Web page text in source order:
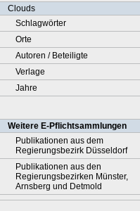
Clouds
Schlagwörter
Orte
Autoren / Beteiligte
Verlage
Jahre
Weitere E-Pflichtsammlungen
Publikationen aus dem
Regierungsbezirk Düsseldorf
Publikationen aus den
Regierungsbezirken Münster,
Arnsberg und Detmold